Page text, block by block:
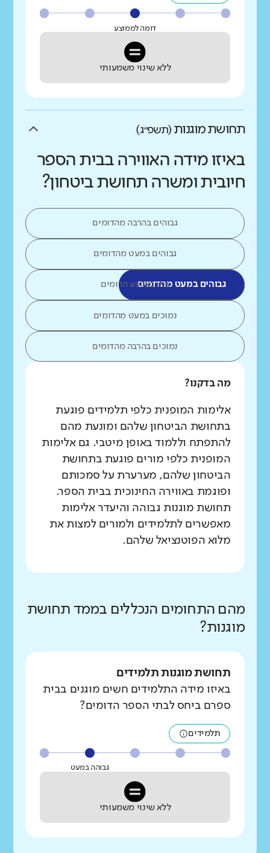
דומה לממוצע
ללא שינוי משמעותי
תחושת מוגנות (תשפ״ג)
באיזו מידה האווירה בבית הספר
חיובית ומשרה תחושת ביטחון?
גבוהים בהרבה מהדומים
גבוהים במעט מהדומים
גבוהים במעט מהדומיםכמו ממוצע הדומים
נמוכים במעט מהדומים
נמוכים בהרבה מהדומים
מה בדקנו?
אלימות המופנית כלפי תלמידים פוגעת
בתחושת הביטחון שלהם ומונעת מהם
להתפתח וללמוד באופן מיטבי. גם אלימות
המופנית כלפי מורים פוגעת בתחושת
הביטחון שלהם, מערערת על סמכותם
ופוגמת באווירה החינוכית בבית הספר.
תחושת מוגנות גבוהה והיעדר אלימות
מאפשרים לתלמידים ולמורים למצות את
מלוא הפוטנציאל שלהם.
מהם התחומים הנכללים בממד תחושת
מוגנות?
תחושת מוגנות תלמידים
באיזו מידה התלמידים חשים מוגנים בבית
ספרם ביחס לבתי הספר הדומים?
תלמידים
גבוהה במעט
ללא שינוי משמעותי